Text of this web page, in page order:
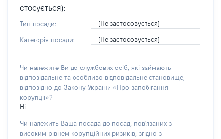
стосується):
Тип посади: [Не застосовується]
Категорія посади: [Не застосовується]
Чи належите Ви до службових осіб, які займають
відповідальне та особливо відповідальне становище,
відповідно до Закону України «Про запобігання
корупції»?
Ні
Чи належить Ваша посада до посад, пов'язаних з
високим рівнем корупційних ризиків, згідно з